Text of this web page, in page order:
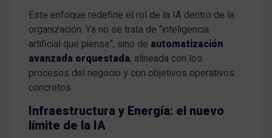
Este enfoque redefine el rol de la IA dentro de la
organización. Ya no se trata de “inteligencia
artificial que piensa”, sino de automatización
avanzada orquestada, alineada con los
procesos del negocio y con objetivos operativos
concretos.
Infraestructura y Energía: el nuevo
límite de la IA